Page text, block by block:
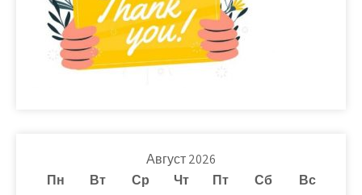
Август 2026
Пн
Вт Ср Чт Пт Сб
Вс